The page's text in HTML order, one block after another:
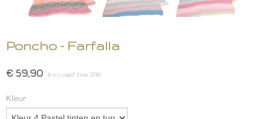
Poncho - Farfalla
€ 59,90 (inclusief btw 21%)
Kleur